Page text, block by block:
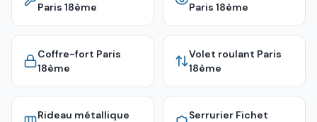
Paris 18ème
Paris 18ème
Coffre-fort Paris
18ème
Volet roulant Paris
18ème
Rideau métallique
Serrurier Fichet